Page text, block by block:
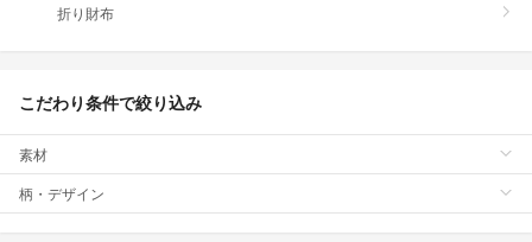
折り財布
こだわり条件で絞り込み
素材
柄・デザイン